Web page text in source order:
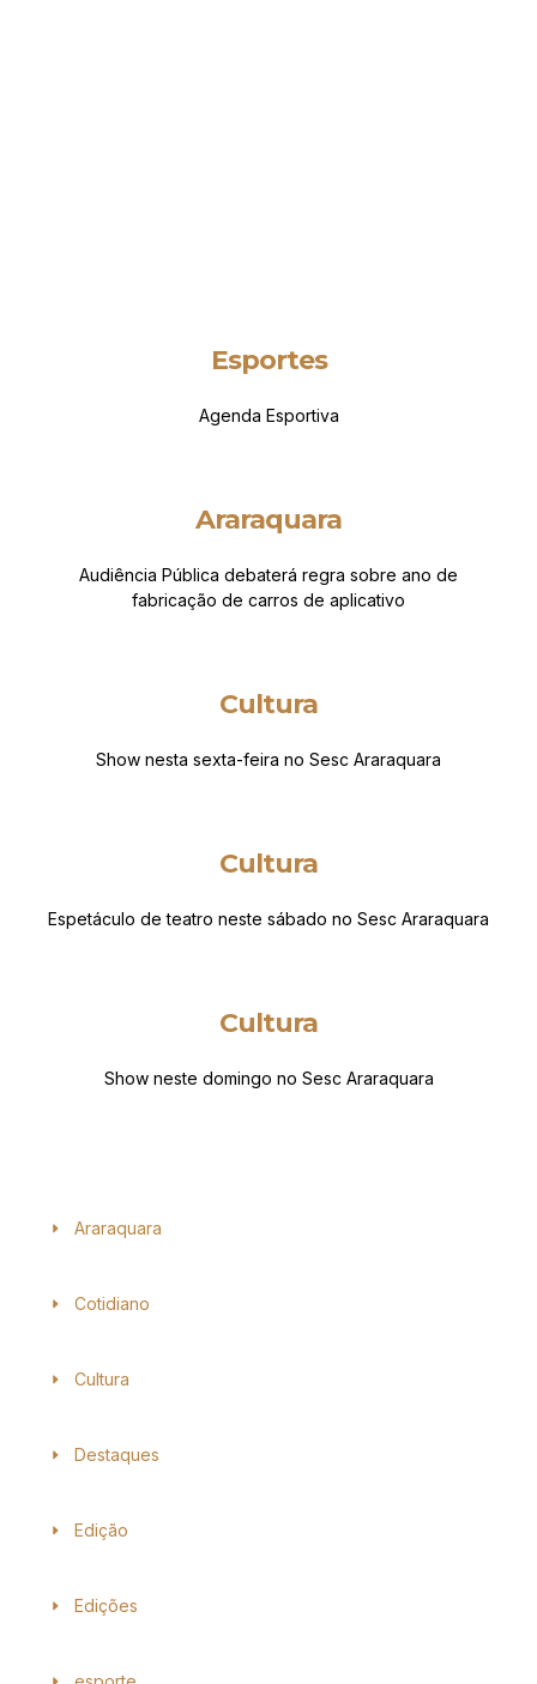
Esportes
Agenda Esportiva
Araraquara
Audiência Pública debaterá regra sobre ano de
fabricação de carros de aplicativo
Cultura
Show nesta sexta-feira no Sesc Araraquara
Cultura
Espetáculo de teatro neste sábado no Sesc Araraquara
Cultura
Show neste domingo no Sesc Araraquara
Araraquara
Cotidiano
Cultura
Destaques
Edição
Edições